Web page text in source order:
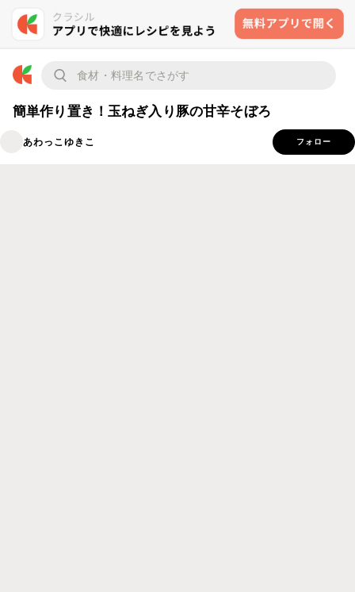
簡単作り置き！玉ねぎ入り豚の甘辛そぼろ
あわっこゆきこ フォロー